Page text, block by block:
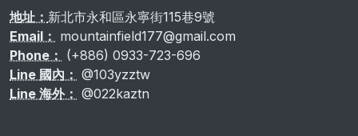
地址： 新北市永和區永寧街115巷9號
Email： mountainfield177@gmail.com
Phone： (+886) 0933-723-696
Line 國內： @103yzztw
Line 海外： @022kaztn